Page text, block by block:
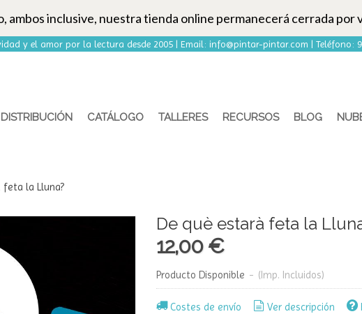
ambos inclusive, nuestra tienda online permanecerá cerrada por
y el amor por la lectura desde 2005 | Email: info@pintar-pintar.com | Teléfono:
DISTRIBUCIÓN CATÁLOGO TALLERES RECURSOS BLOG
la Lluna?
De què estarà feta la
12,00 €
Producto Disponible - (Imp. Incluidos)
Costes de envío Ver descripción